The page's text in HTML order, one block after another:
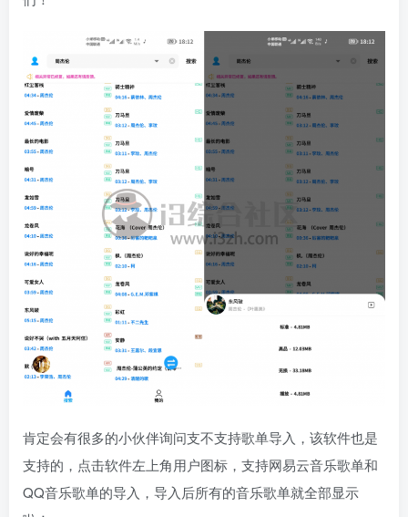
肯定会有很多的小伙伴询问支不支持歌单导入，该软件也是
支持的，点击软件左上角用户图标，支持网易云音乐歌单和
QQ音乐歌单的导入，导入后所有的音乐歌单就全部显示